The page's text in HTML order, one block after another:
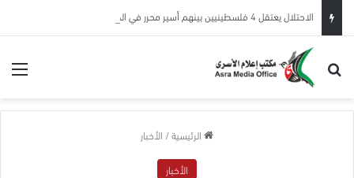
الاحتلال يعتقل 4 فلسطينيين بينهم أسير محرر في الضفة الغربية
بحث عن
الرئيسية/ الأخبار
الأخبار